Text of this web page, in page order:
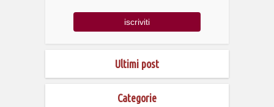
Ultimi post
Categorie